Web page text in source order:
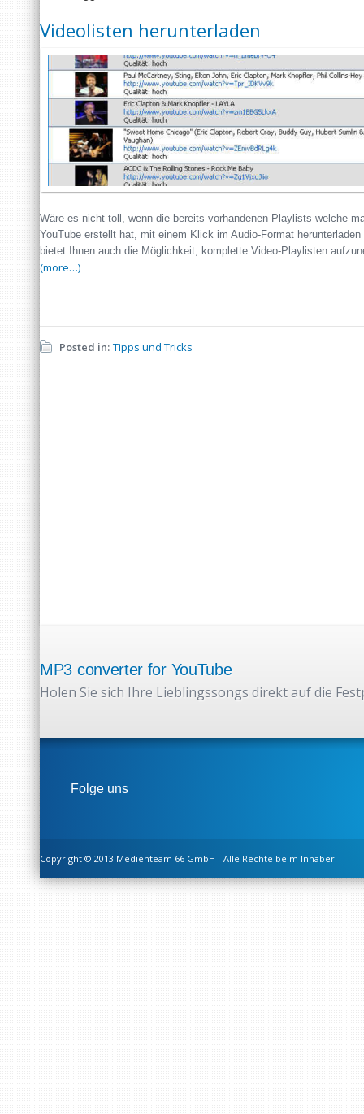
Videolisten herunterladen
Wäre es nicht toll, wenn die bereits vorhandenen Playlists welche
YouTube erstellt hat, mit einem Klick im Audio-Format
bietet Ihnen auch die Möglichkeit, komplette Video-Playlisten
(more…)
Posted in: Tipps und Tricks
MP3 converter for YouTube
Holen Sie sich Ihre Lieblingssongs direkt auf die
Folge uns
Copyright © 2013 Medienteam 66 GmbH - Alle Rechte beim Inhaber.